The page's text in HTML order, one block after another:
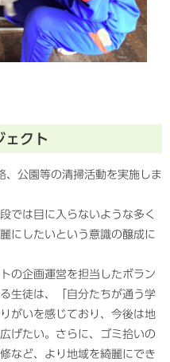
ェクト
公園等の清掃活動を実施しま
では目に入らないような多く
にしたいという意識の醸成に
の企画運営を担当したボラン
生徒は、「自分たちが通う学
がいを感じており、今後は地
げたい。さらに、ゴミ拾いの
など、より地域を綺麗にでき